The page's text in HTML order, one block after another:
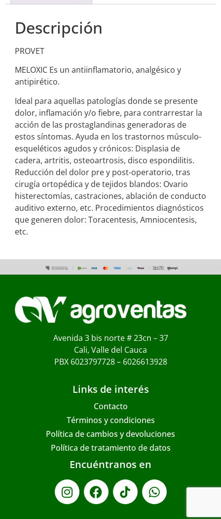
Descripción
PROVET
MELOXIC Es un antiinflamatorio, analgésico y
antipirético.
Ideal para aquellas patologías donde se presente
dolor, inflamación y/o fiebre, para contrarrestar la
acción de las prostaglandinas generadoras de
estos síntomas. Ayuda en los trastornos músculo-
esqueléticos agudos y crónicos: Displasia de
cadera, artritis, osteoartrosis, disco espondilitis.
Reducción del dolor pre y post-operatorio, tras
cirugía ortopédica y de tejidos blandos: Ovario
histerectomías, castraciones, ablación de conducto
auditivo externo, etc. Procedimientos diagnósticos
que generen dolor: Toracentesis, Amniocentesis,
etc.
Avenida 3 bis norte # 23cn – 37
Cali, Valle del Cauca
PBX 6023797728 – 6026613928
Links de interés
Contacto
Términos y condiciones
Política de cambios y devoluciones
Política de tratamiento de datos
Encuéntranos en